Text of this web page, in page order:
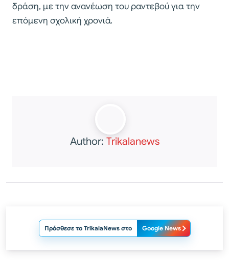
δράση, με την ανανέωση του ραντεβού για την
επόμενη σχολική χρονιά.
Author: Trikalanews
Πρόσθεσε το TrikalaNews στο Google News